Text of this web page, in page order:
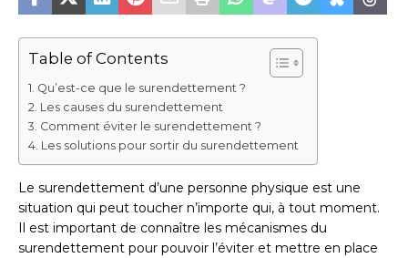
Table of Contents
Qu’est-ce que le surendettement ?
Les causes du surendettement
Comment éviter le surendettement ?
Les solutions pour sortir du surendettement
Le surendettement d’une personne physique est une
situation qui peut toucher n’importe qui, à tout moment.
Il est important de connaître les mécanismes du
surendettement pour pouvoir l’éviter et mettre en place